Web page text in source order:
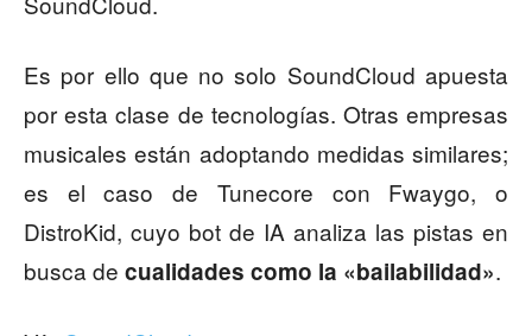
Es por ello que no solo SoundCloud apuesta
por esta clase de tecnologías. Otras empresas
musicales están adoptando medidas similares;
es el caso de Tunecore con Fwaygo, o
DistroKid, cuyo bot de IA analiza las pistas en
busca de cualidades como la «bailabilidad».